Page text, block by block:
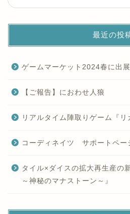
最近の投
ゲームマーケット2024春に出展
【ご報告】におわせ人狼
リアルタイム陣取りゲーム『リ
コーディネイツ サポートペー
タイル×ダイスの拡大再生産の
～神秘のマナストーン～』